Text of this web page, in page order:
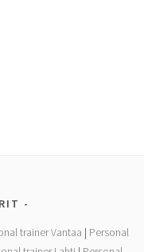
trainer Vantaa | Personal